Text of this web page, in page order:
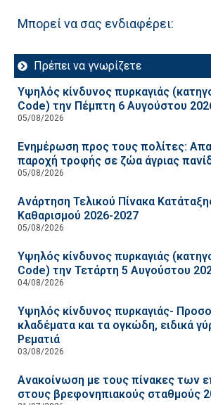
Μπορεί να σας ενδιαφέρει:
Πρέπει να γνωρίζετε
Υψηλός κίνδυνος πυρκαγιάς
Code) την Πέμπτη 6 Αυγούστου
05/08/2026
Ενημέρωση προς τους πολίτες:
παροχή τροφής σε ζώα άγριας
05/08/2026
Ανάρτηση Τελικού Πίνακα
Καθαρισμού 2026-2027
05/08/2026
Υψηλός κίνδυνος πυρκαγιάς
Code) την Τετάρτη 5 Αυγούστου
04/08/2026
Υψηλός κίνδυνος πυρκαγιάς-
κλαδέματα και τα ογκώδη, ειδικά
Ρεματιά
03/08/2026
Ανακοίνωση με τους πίνακες των
στους βρεφονηπιακούς σταθμούς